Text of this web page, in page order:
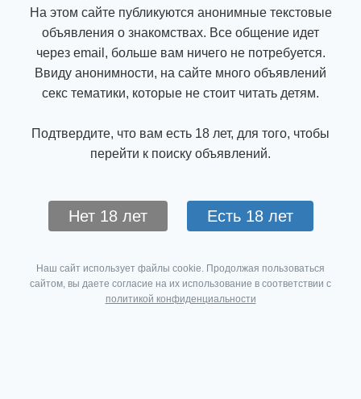
На этом сайте публикуются анонимные текстовые
объявления о знакомствах. Все общение идет
через email, больше вам ничего не потребуется.
Ввиду анонимности, на сайте много объявлений
секс тематики, которые не стоит читать детям.
Подтвердите, что вам есть 18 лет, для того, чтобы
перейти к поиску объявлений.
Нет 18 лет Есть 18 лет
Наш сайт использует файлы cookie. Продолжая пользоваться
сайтом, вы даете согласие на их использование в соответствии с
политикой конфиденциальности